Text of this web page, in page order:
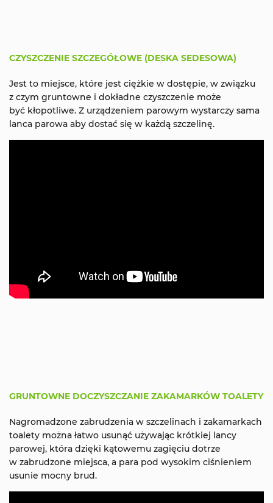
CZYSZCZENIE SZCZEGÓŁOWE (DESKA SEDESOWA)
Jest to miejsce, które jest ciężkie w dostępie, w związku
z czym gruntowne i dokładne czyszczenie może
być kłopotliwe. Z urządzeniem parowym wystarczy sama
lanca parowa aby dostać się w każdą szczelinę.
GRUNTOWNE DOCZYSZCZANIE ZAKAMARKÓW TOALETY
Nagromadzone zabrudzenia w szczelinach i zakamarkach
toalety można łatwo usunąć używając krótkiej lancy
parowej, która dzięki kątowemu zagięciu dotrze
w zabrudzone miejsca, a para pod wysokim ciśnieniem
usunie mocny brud.